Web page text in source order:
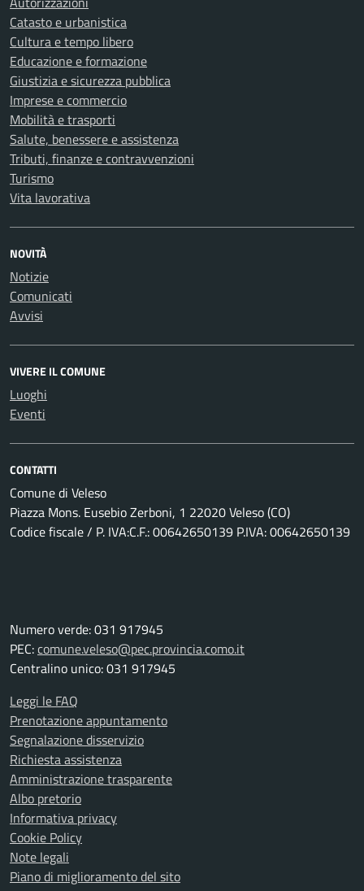
Catasto e urbanistica
Cultura e tempo libero
Educazione e formazione
Giustizia e sicurezza pubblica
Imprese e commercio
Mobilità e trasporti
Salute, benessere e assistenza
Tributi, finanze e contravvenzioni
Turismo
Vita lavorativa
NOVITÀ
Notizie
Comunicati
Avvisi
VIVERE IL COMUNE
Luoghi
Eventi
CONTATTI
Comune di Veleso
Piazza Mons. Eusebio Zerboni, 1 22020 Veleso (CO)
Codice fiscale / P. IVA:C.F.: 00642650139 P.IVA: 00642650139
Numero verde: 031 917945
PEC:comune.veleso@pec.provincia.como.it
Centralino unico: 031 917945
Leggi le FAQ
Prenotazione appuntamento
Segnalazione disservizio
Richiesta assistenza
Amministrazione trasparente
Albo pretorio
Informativa privacy
Cookie Policy
Note legali
Piano di miglioramento del sito